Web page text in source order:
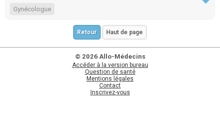
Gynécologue
Retour Haut de page
© 2026 Allo-Médecins
Accéder à la version bureau
Question de santé
Mentions légales
Contact
Inscrivez-vous